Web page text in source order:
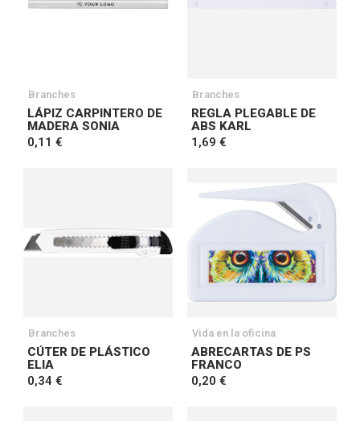
Branches
LÁPIZ CARPINTERO DE
MADERA SONIA
0,11 €
Branches
REGLA PLEGABLE DE
ABS KARL
1,69 €
Branches
CÚTER DE PLÁSTICO
ELIA
0,34 €
Vida en la oficina
ABRECARTAS DE PS
FRANCO
0,20 €